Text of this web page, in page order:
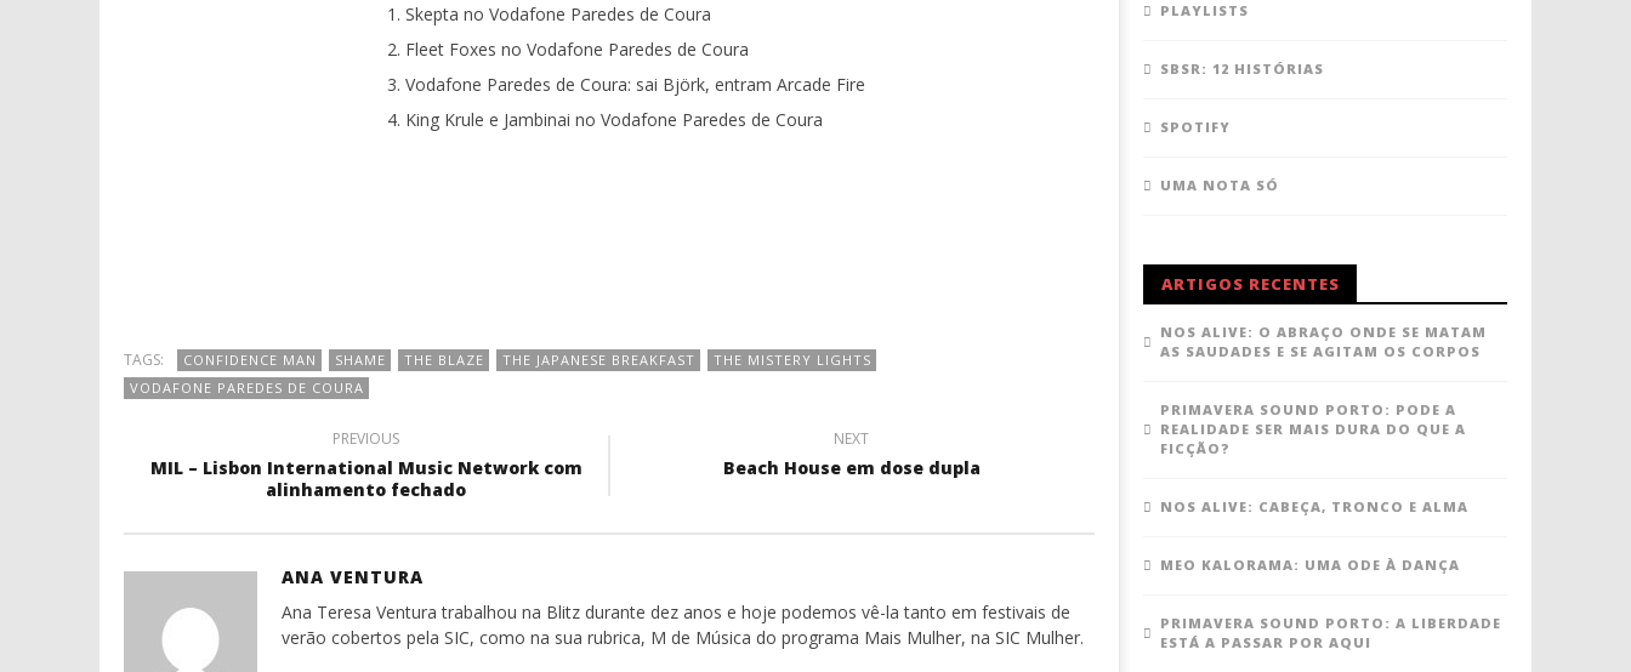
Skepta no Vodafone Paredes de Coura
Fleet Foxes no Vodafone Paredes de Coura
Vodafone Paredes de Coura: sai Björk, entram Arcade Fire
King Krule e Jambinai no Vodafone Paredes de Coura
TAGS: CONFIDENCE MAN SHAME THE BLAZE THE JAPANESE BREAKFAST
THE MISTERY LIGHTS
VODAFONE PAREDES DE COURA
PREVIOUS
MIL – Lisbon International Music Network com
alinhamento fechado
NEXT
Beach House em dose dupla
ANA VENTURA
Ana Teresa Ventura trabalhou na Blitz durante dez anos e hoje podemos vê-la tanto em festivais de
verão cobertos pela SIC, como na sua rubrica, M de Música do programa Mais Mulher, na SIC Mulher.
PLAYLISTS
SBSR: 12 HISTÓRIAS
SPOTIFY
UMA NOTA SÓ
ARTIGOS RECENTES
NOS ALIVE: O ABRAÇO ONDE SE MATAM
AS SAUDADES E SE AGITAM OS CORPOS
PRIMAVERA SOUND PORTO: PODE A
REALIDADE SER MAIS DURA DO QUE A
FICÇÃO?
NOS ALIVE: CABEÇA, TRONCO E ALMA
MEO KALORAMA: UMA ODE À DANÇA
PRIMAVERA SOUND PORTO: A LIBERDADE
ESTÁ A PASSAR POR AQUI